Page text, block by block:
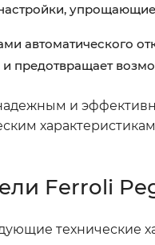
автоматического
и предотвращает
надежным и
Ferroli
технические